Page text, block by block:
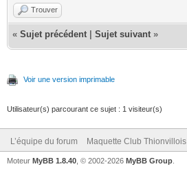
Trouver
« Sujet précédent Sujet suivant »
Voir une version imprimable
Utilisateur(s) parcourant ce sujet : 1 visiteur(s)
L’équipe du forum Maquette Club Thionvillois
Moteur MyBB 1.8.40 , © 2002-2026 MyBB Group